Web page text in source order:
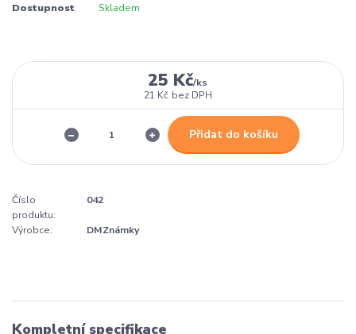
Dostupnost Skladem
25 Kč/ks
21 Kč bez DPH
Přidat do košíku
Číslo
produktu:
042
Výrobce: DMZnámky
Kompletní specifikace